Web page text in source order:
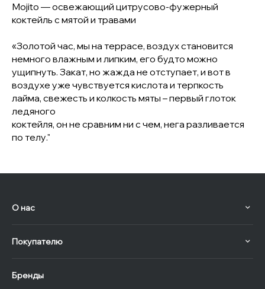
Mojito — освежающий цитрусово-фужерный
коктейль с мятой и травами
«Золотой час, мы на террасе, воздух становится
немного влажным и липким, его будто можно
ущипнуть. Закат, но жажда не отступает, и вот в
воздухе уже чувствуется кислота и терпкость
лайма, свежесть и колкость мяты – первый глоток
ледяного
коктейля, он не сравним ни с чем, нега разливается
по телу."
О нас
Покупателю
Бренды